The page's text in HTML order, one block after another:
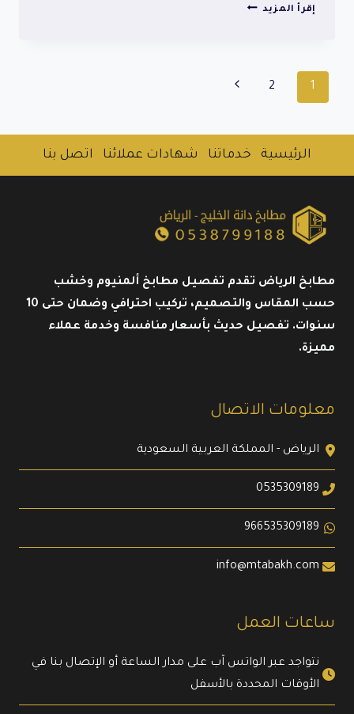
إقرأ المزيد أفضل
تنقل
الصفحة
1
2
الصفحة
الرئيسية خدماتنا شهادات عملائنا اتصل بنا
مطابخ الرياض تقدم تفصيل مطابخ ألمنيوم وخشب
حسب المقاس والتصميم، تركيب احترافي وضمان حتى 10
سنوات. تفصيل حديث بأسعار منافسة وخدمة عملاء
مميزة.
معلومات الاتصال
الرياض - المملكة العربية السعودية
0535309189
966535309189
info@mtabakh.com
ساعات العمل
نتواجد عبر الواتس آب على مدار الساعة أو الإتصال بنا في
الأوقات المحددة بالأسفل